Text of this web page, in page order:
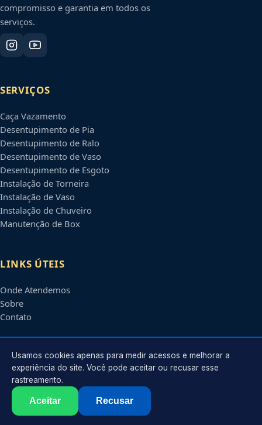
compromisso e garantia em todos os
serviços.
SERVIÇOS
Caça Vazamento
Desentupimento de Pia
Desentupimento de Ralo
Desentupimento de Vaso
Desentupimento de Esgoto
Instalação de Torneira
Instalação de Vaso
Instalação de Chuveiro
Manutenção de Box
LINKS ÚTEIS
Onde Atendemos
Sobre
Contato
CONTATO
Atendimento em
contato@encanadorempiracicaba.com.br
2026 Encanador emPiracicaba
. Todos os direitos reservados.
Usamos cookies apenas para medir acessos e melhorar a
experiência do site. Você pode aceitar ou recusar esse
rastreamento.
Aceitar Recusar